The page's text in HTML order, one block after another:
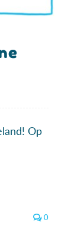
Op
0